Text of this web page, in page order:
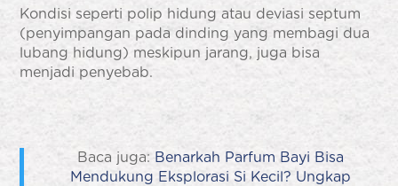
Kondisi seperti polip hidung atau deviasi septum
(penyimpangan pada dinding yang membagi dua
lubang hidung) meskipun jarang, juga bisa
menjadi penyebab.
Baca juga: Benarkah Parfum Bayi Bisa
Mendukung Eksplorasi Si Kecil? Ungkap